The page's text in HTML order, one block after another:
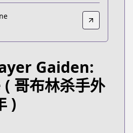
series/goblin-slayer-side-
contents/
Gaiden:
( 哥布林杀手外
)